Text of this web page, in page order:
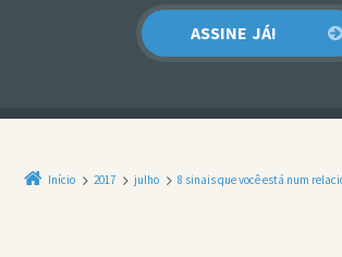
Início 2017 julho 8 sinais que você está num